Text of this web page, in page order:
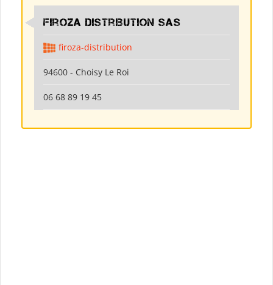
Firoza Distribution SAS
firoza-distribution
94600 - Choisy Le Roi
06 68 89 19 45